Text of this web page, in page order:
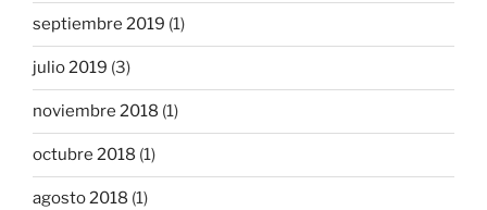
septiembre 2019 (1)
julio 2019 (3)
noviembre 2018 (1)
octubre 2018 (1)
agosto 2018 (1)